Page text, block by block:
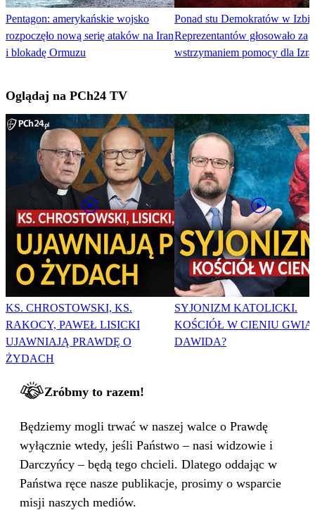
Pentagon: amerykańskie wojsko
rozpoczęło nową serię ataków na Iran
i blokadę Ormuzu
Ponad stu Demokratów w Izbie
Reprezentantów głosowało za
wstrzymaniem pomocy dla
Oglądaj na PCh24 TV
KS. CHROSTOWSKI, KS.
RAKOCY, PAWEŁ LISICKI
UJAWNIAJĄ PRAWDĘ O
ŻYDACH
SYJONIZM KATOLICKI.
KOŚCIÓŁ W CIENIU
DAWIDA?
Zróbmy to razem!
Będziemy mogli trwać w naszej walce o Prawdę
wyłącznie wtedy, jeśli Państwo – nasi widzowie i
Darczyńcy – będą tego chcieli. Dlatego oddając w
Państwa ręce nasze publikacje, prosimy o wsparcie
misji naszych mediów.